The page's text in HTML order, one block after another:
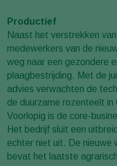
Productief
Naast het verstrekken
medewerkers van de
weg naar een gezondere
plaagbestrijding. Met de
advies verwachten de
de duurzame rozenteelt
Voorlopig is de core-
Het bedrijf sluit een
echter niet uit. De nieuwe
bevat het laatste